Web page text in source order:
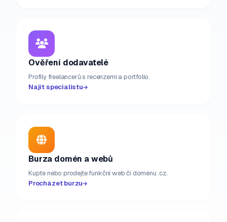
Ověření dodavatelé
Profily freelancerů s recenzemi a portfolio.
Najít specialistu
Burza domén a webů
Kupte nebo prodejte funkční web či doménu .cz.
Procházet burzu